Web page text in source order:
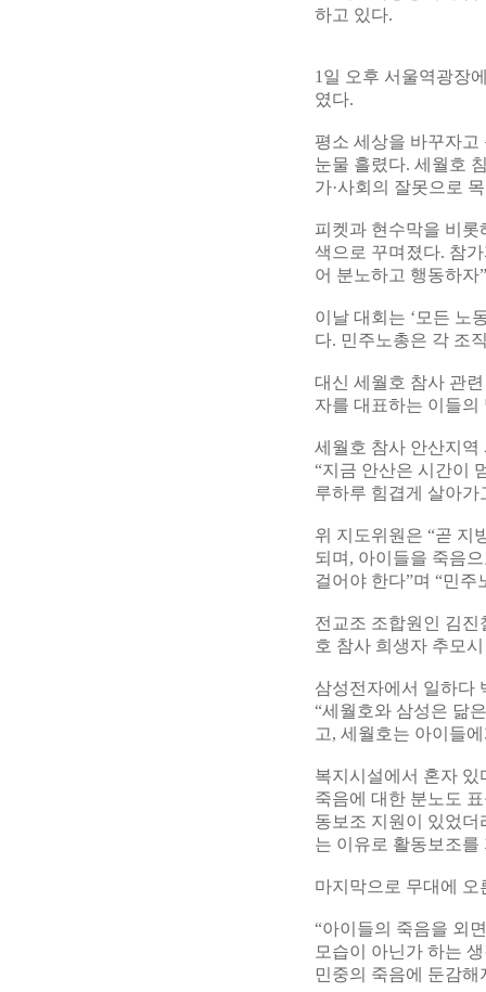
하고 있다.
1일 오후 서울역광장
였다.
평소 세상을 바꾸자
눈물 흘렸다. 세월호
가·사회의 잘못으로
피켓과 현수막을 비
색으로 꾸며졌다. 참
어 분노하고 행동하자
이날 대회는 ‘모든 노
다. 민주노총은 각 조
대신 세월호 참사 관
자를 대표하는 이들
세월호 참사 안산지
“지금 안산은 시간이
루하루 힘겹게 살아가
위 지도위원은 “곧 지
되며, 아이들을 죽음
걸어야 한다”며 “민
전교조 조합원인 김
호 참사 희생자 추모
삼성전자에서 일하다
“세월호와 삼성은 닮
고, 세월호는 아이들
복지시설에서 혼자 있
죽음에 대한 분노도
동보조 지원이 있었더
는 이유로 활동보조
마지막으로 무대에
“아이들의 죽음을 외
모습이 아닌가 하는
민중의 죽음에 둔감